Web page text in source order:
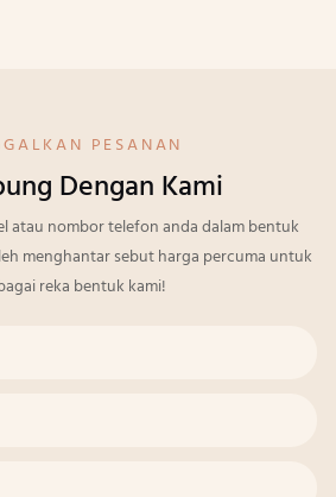
PESANAN
Dengan Kami
atau nombor telefon anda dalam bentuk
menghantar sebut harga percuma untuk
reka bentuk kami!